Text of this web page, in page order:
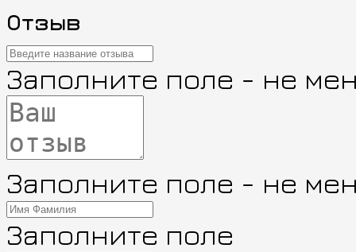
Отзыв
Заполните поле - не
Заполните поле - не
Заполните поле